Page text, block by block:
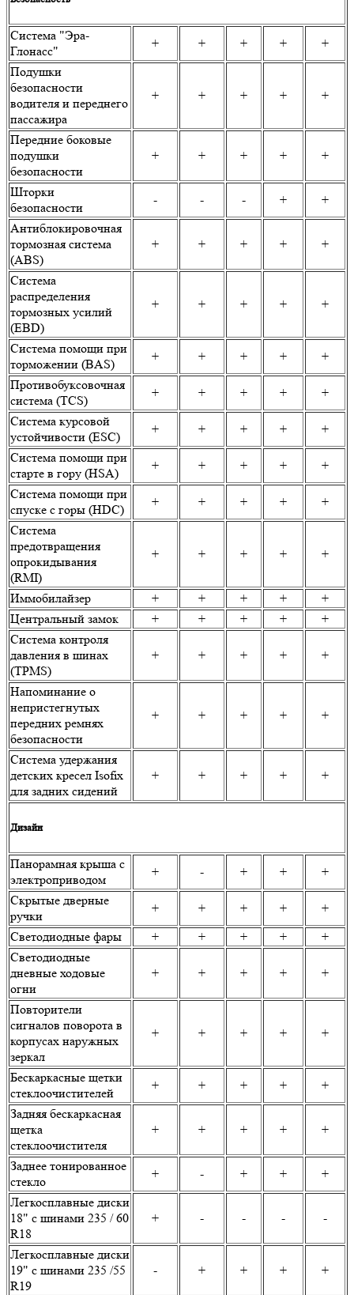
Система "Эра-
Глонасс"
+ + + +
+
Подушки
безопасности
водителя и переднего
пассажира
+ + + + +
Передние боковые
подушки
безопасности
+ + + + +
Шторки
безопасности
- - - +
+
Антиблокировочная
тормозная система
(ABS)
+ + + + +
Система
распределения
тормозных усилий
(EBD)
+ + + + +
Система помощи при
торможении (BAS)
+ + + +
+
Противобуксовочная
система (TCS)
+ + + +
+
Система курсовой
устойчивости (ESC)
+ + + +
+
Система помощи при
старте в гору (HSA)
+ + + +
+
Система помощи при
спуске с горы (HDC)
+ + + +
+
Система
предотвращения
опрокидывания
(RMI)
+ + + + +
Иммобилайзер + + + +
+
Центральный замок
+ + + +
+
Система контроля
давления в шинах
(TPMS)
+ + + + +
Напоминание о
непристегнутых
передних ремнях
безопасности
+ + + + +
Система удержания
детских кресел Isofix
для задних сидений
+ + + + +
Дизайн
Панорамная крыша с
электроприводом
+ - + +
+
Скрытые дверные
ручки
+ + + +
+
Светодиодные фары
+ + + +
+
Светодиодные
дневные ходовые
огни
+ + + + +
Повторители
сигналов поворота в
корпусах наружных
зеркал
+ + + + +
Бескаркасные щетки
стеклоочистителей
+ + + +
+
Задняя бескаркасная
щетка
стеклоочистителя
+ + + + +
Заднее тонированное
стекло
+ - + +
+
Легкосплавные диски
18" с шинами 235 / 60
R18
+ - - - -
Легкосплавные диски
19" с шинами 235 /55
R19
- + + + +